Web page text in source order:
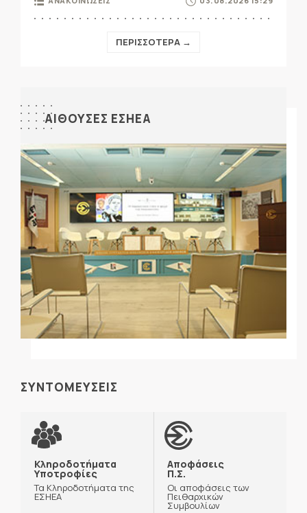
ΠΕΡΙΣΣΟΤΕΡΑ →
ΑΙΘΟΥΣΕΣ ΕΣΗΕΑ
ΣΥΝΤΟΜΕΥΣΕΙΣ
Κληροδοτήματα
Υποτροφίες
Τα Κληροδοτήματα της
ΕΣΗΕΑ
Αποφάσεις
Π.Σ.
Οι αποφάσεις των
Πειθαρχικών
Συμβουλίων